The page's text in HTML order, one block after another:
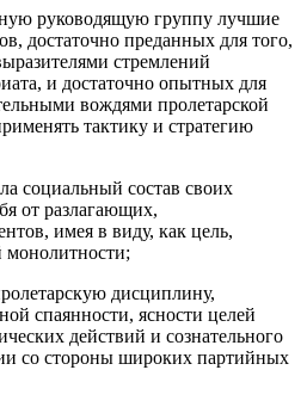
руководящую группу лучшие
достаточно преданных для того,
стремлений
и достаточно опытных для
вождями пролетарской
тактику и стратегию
социальный состав своих
от разлагающих,
имея в виду, как цель,
монолитности;
дисциплину,
спаянности, ясности целей
действий и сознательного
со стороны широких партийных